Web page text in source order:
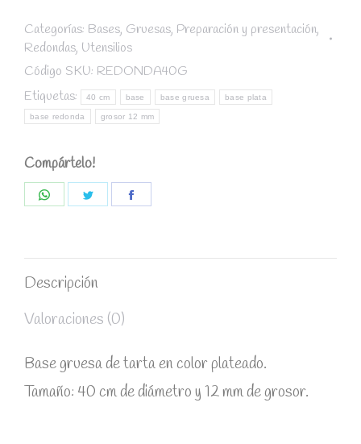
diámetro
40
cm
/
grosor
mm
quantity
Categorías: Bases, Gruesas, Preparación y presentación,
Redondas, Utensilios
Código SKU: REDONDA40G
Etiquetas:
40 cm base base gruesa base plata
base redonda grosor 12 mm
Compártelo!
Descripción
Valoraciones (0)
Base gruesa de tarta en color plateado.
Tamaño: 40 cm de diámetro y 12 mm de grosor.